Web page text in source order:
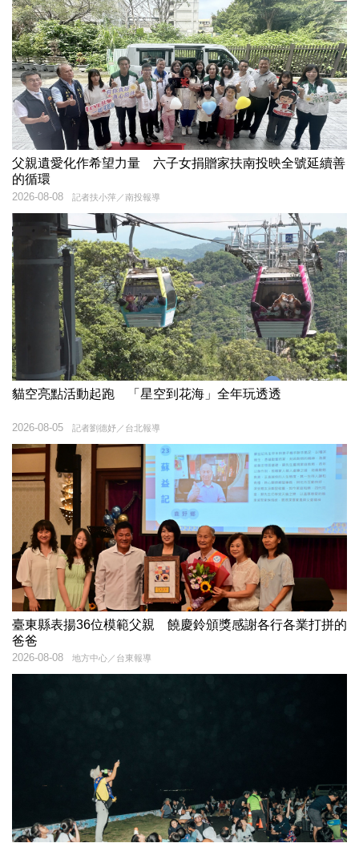
父親遺愛化作希望力量 六子女捐贈家扶南投映全號延續善
的循環
記者扶小萍／南投報導
2026-08-08
貓空亮點活動起跑 「星空到花海」全年玩透透
記者劉德妤／台北報導
2026-08-05
臺東縣表揚36位模範父親 饒慶鈴頒獎感謝各行各業打拼的
爸爸
地方中心／台東報導
2026-08-08